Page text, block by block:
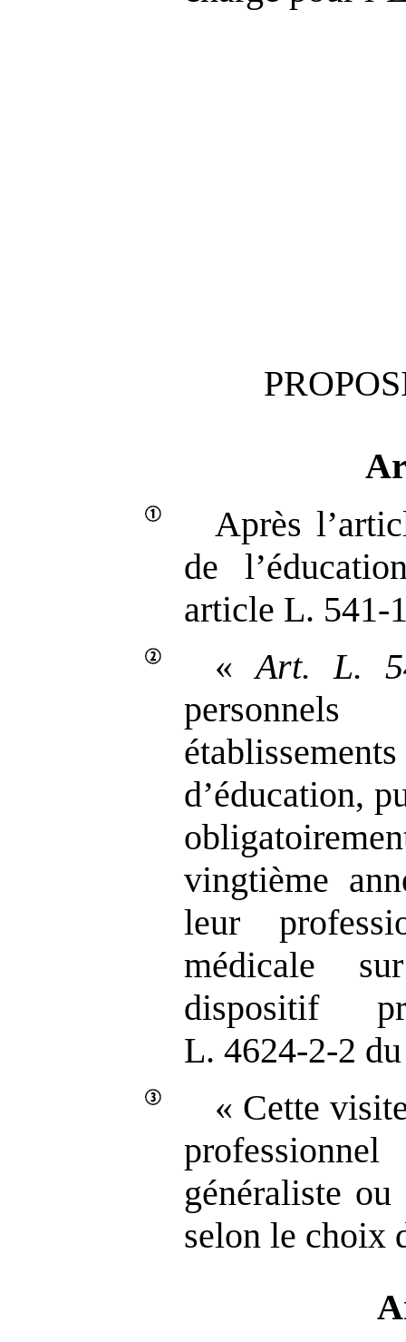
Après
de
article L.
«Art. L.
personnels
d’éducation,
vingtième
leur
médicale
dispositif
L. 4624‑2‑2
« Cette
généraliste
selon le choix